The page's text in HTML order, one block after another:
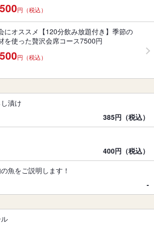
円（税込）
にオススメ【120分飲み放題付き】季節の
を使った贅沢会席コース7500円
円（税込）
漬け
385円（税込）
400円（税込）
魚をご説明します！
-